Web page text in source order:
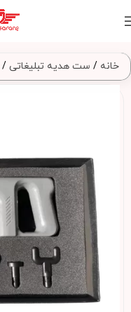
خانه ست هدیه تبلیغاتی